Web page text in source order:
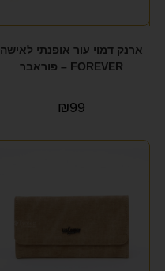
ארנק דמוי עור אופנתי לאישה
FOREVER – פוראבר
₪99